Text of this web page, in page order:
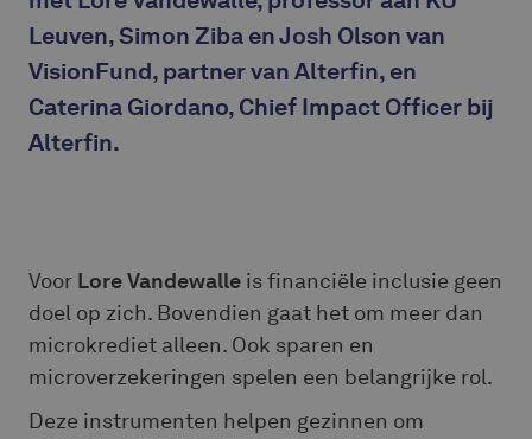
Leuven, Simon Ziba en Josh Olson van
VisionFund, partner van Alterfin, en
Caterina Giordano, Chief Impact Officer bij
Alterfin.
Voor Lore Vandewalle is financiële inclusie geen
doel op zich. Bovendien gaat het om meer dan
microkrediet alleen. Ook sparen en
microverzekeringen spelen een belangrijke rol.
Deze instrumenten helpen gezinnen om